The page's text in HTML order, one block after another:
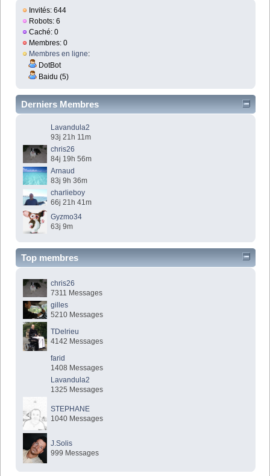
Invités: 644
Robots: 6
Caché: 0
Membres: 0
Membres en ligne:
DotBot
Baidu (5)
Derniers Membres
Lavandula2
93j 21h 11m
chris26
84j 19h 56m
Arnaud
83j 9h 36m
charlieboy
66j 21h 41m
Gyzmo34
63j 9m
Top membres
chris26
7311 Messages
gilles
5210 Messages
TDelrieu
4142 Messages
farid
1408 Messages
Lavandula2
1325 Messages
STEPHANE
1040 Messages
J.Solis
999 Messages